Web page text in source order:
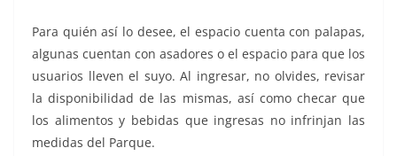
Para quién así lo desee, el espacio cuenta con palapas,
algunas cuentan con asadores o el espacio para que los
usuarios lleven el suyo. Al ingresar, no olvides, revisar
la disponibilidad de las mismas, así como checar que
los alimentos y bebidas que ingresas no infrinjan las
medidas del Parque.